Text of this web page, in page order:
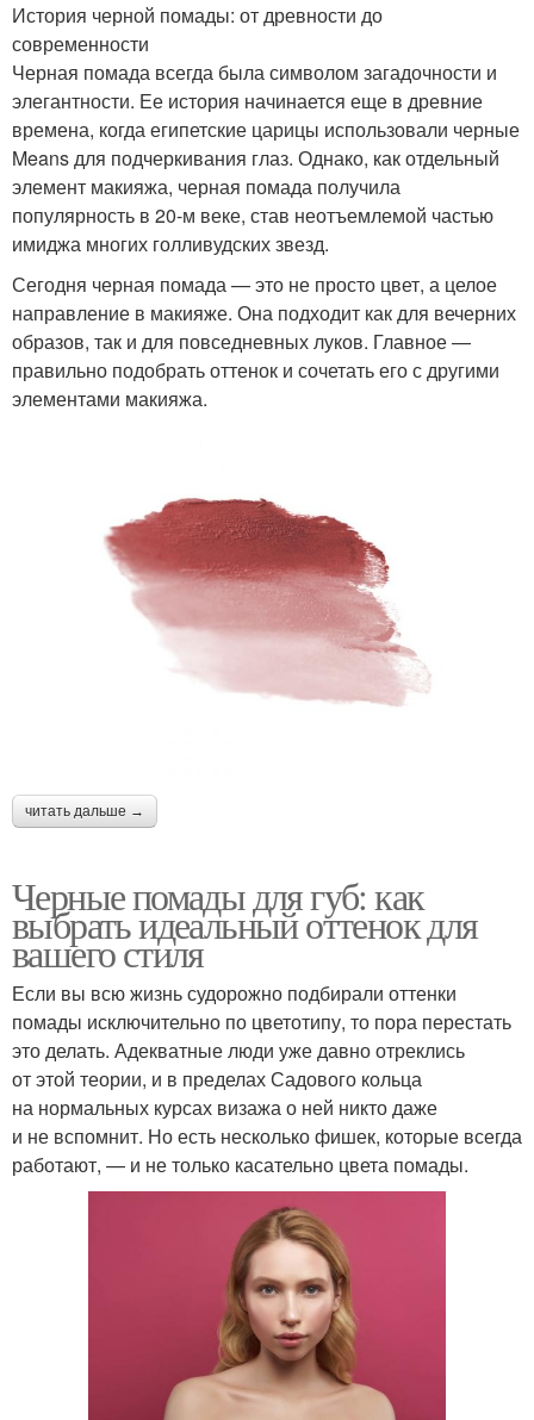
История черной помады: от древности до
современности
Черная помада всегда была символом загадочности и
элегантности. Ее история начинается еще в древние
времена, когда египетские царицы использовали черные
Means для подчеркивания глаз. Однако, как отдельный
элемент макияжа, черная помада получила
популярность в 20-м веке, став неотъемлемой частью
имиджа многих голливудских звезд.
Сегодня черная помада — это не просто цвет, а целое
направление в макияже. Она подходит как для вечерних
образов, так и для повседневных луков. Главное —
правильно подобрать оттенок и сочетать его с другими
элементами макияжа.
читать дальше →
Черные помады для губ: как
выбрать идеальный оттенок для
вашего стиля
Если вы всю жизнь судорожно подбирали оттенки
помады исключительно по цветотипу, то пора перестать
это делать. Адекватные люди уже давно отреклись
от этой теории, и в пределах Садового кольца
на нормальных курсах визажа о ней никто даже
и не вспомнит. Но есть несколько фишек, которые всегда
работают, — и не только касательно цвета помады.